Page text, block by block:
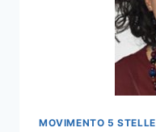
MOVIMENTO 5 STELLE